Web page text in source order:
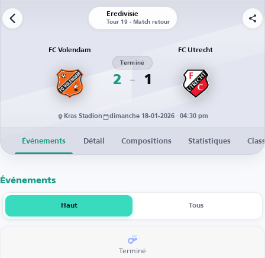
Eredivisie
Tour 19 - Match retour
FC Volendam
2
Terminé
1
FC Utrecht
Kras Stadion dimanche 18-01-2026 · 04:30 pm
Événements Détail Compositions Statistiques
Événements
Haut Tous
Terminé